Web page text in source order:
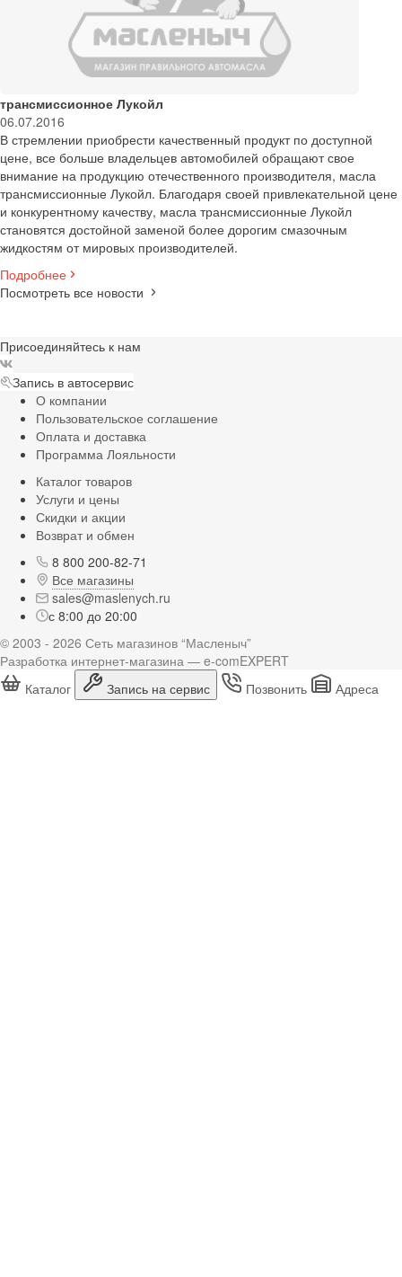
трансмиссионное Лукойл
06.07.2016
В стремлении приобрести качественный продукт по доступной
цене, все больше владельцев автомобилей обращают свое
внимание на продукцию отечественного производителя, масла
трансмиссионные Лукойл. Благодаря своей привлекательной цене
и конкурентному качеству, масла трансмиссионные Лукойл
становятся достойной заменой более дорогим смазочным
жидкостям от мировых производителей.
Подробнее
Посмотреть все новости
Присоединяйтесь к нам
Запись в автосервис
О компании
Пользовательское соглашение
Оплата и доставка
Программа Лояльности
Каталог товаров
Услуги и цены
Скидки и акции
Возврат и обмен
8 800 200-82-71
Все магазины
sales@maslenych.ru
с 8:00 до 20:00
© 2003 - 2026 Сеть магазинов “Масленыч”
Разработка интернет-магазина — e-comEXPERT
Каталог
Запись на сервис Позвонить Адреса